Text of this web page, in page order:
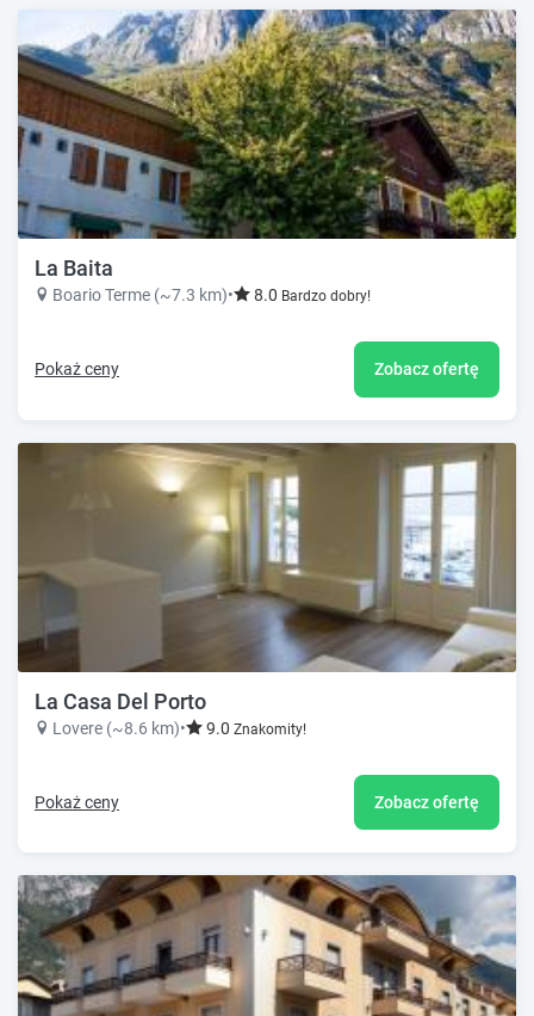
La Baita
Boario Terme (~7.3 km)• 8.0 Bardzo dobry!
Pokaż ceny Zobacz ofertę
La Casa Del Porto
Lovere (~8.6 km)• 9.0 Znakomity!
Pokaż ceny Zobacz ofertę